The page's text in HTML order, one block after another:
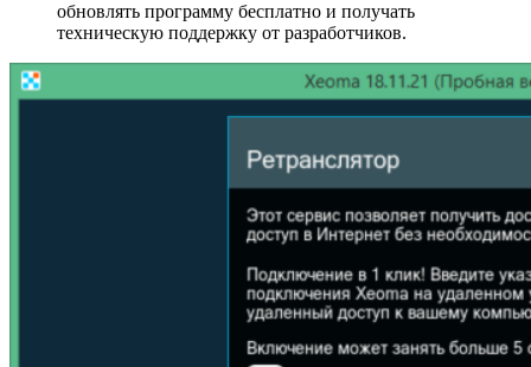
обновлять программу бесплатно и получать
техническую поддержку от разработчиков.